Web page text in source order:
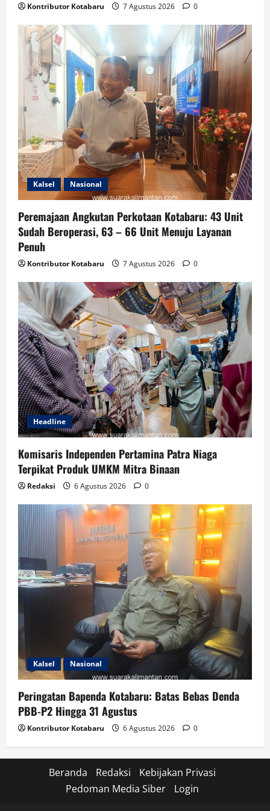
Kontributor Kotabaru 7 Agustus 2026 0
Kalsel Nasional
Peremajaan Angkutan Perkotaan Kotabaru: 43 Unit
Sudah Beroperasi, 63 – 66 Unit Menuju Layanan
Penuh
Kontributor Kotabaru 7 Agustus 2026 0
Headline
Komisaris Independen Pertamina Patra Niaga
Terpikat Produk UMKM Mitra Binaan
Redaksi 6 Agustus 2026 0
Kalsel Nasional
Peringatan Bapenda Kotabaru: Batas Bebas Denda
PBB-P2 Hingga 31 Agustus
Kontributor Kotabaru 6 Agustus 2026 0
Beranda Redaksi
Kebijakan Privasi
Pedoman Media Siber
Login